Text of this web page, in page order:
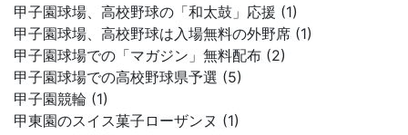
甲子園球場、高校野球の「和太鼓」応援 (1)
甲子園球場、高校野球は入場無料の外野席 (1)
甲子園球場での「マガジン」無料配布 (2)
甲子園球場での高校野球県予選 (5)
甲子園競輪 (1)
甲東園のスイス菓子ローザンヌ (1)